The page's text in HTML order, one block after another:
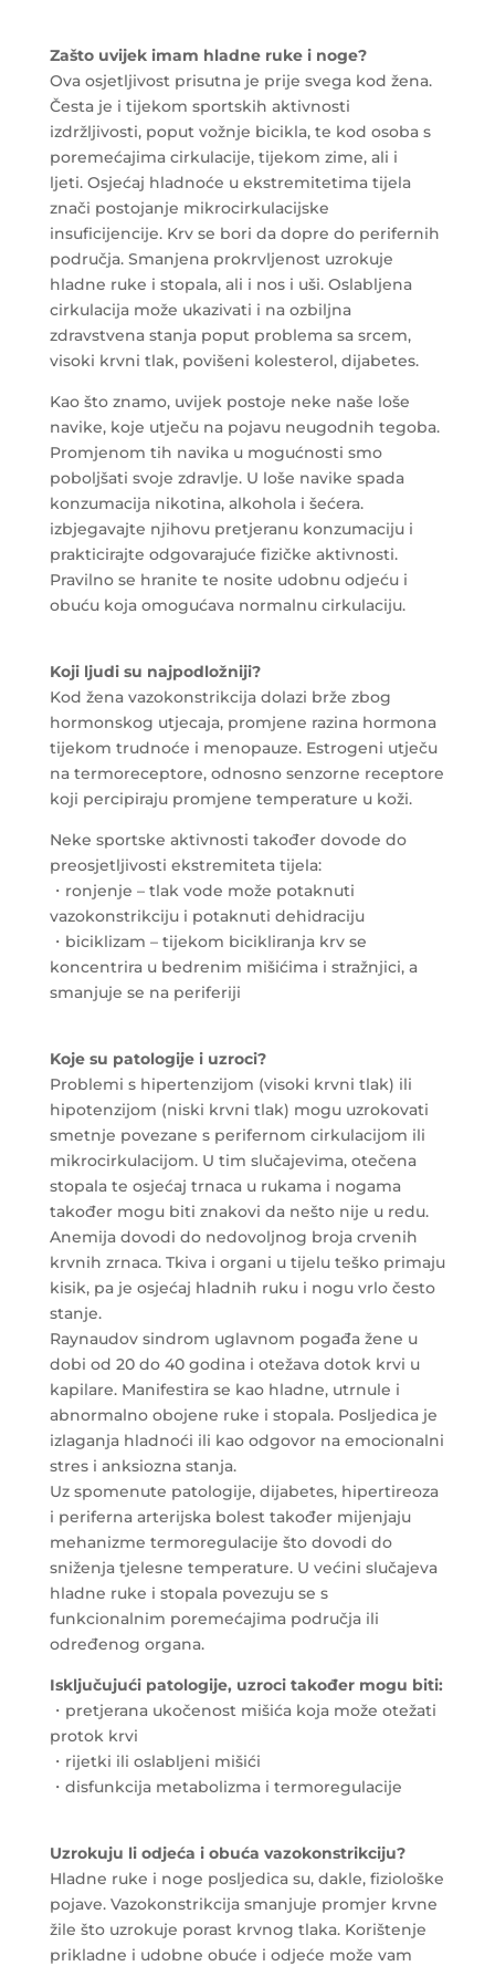
Zašto uvijek imam hladne ruke i noge?
Ova osjetljivost prisutna je prije svega kod žena.
Česta je i tijekom sportskih aktivnosti
izdržljivosti, poput vožnje bicikla, te kod osoba s
poremećajima cirkulacije, tijekom zime, ali i
ljeti. Osjećaj hladnoće u ekstremitetima tijela
znači postojanje mikrocirkulacijske
insuficijencije. Krv se bori da dopre do perifernih
područja. Smanjena prokrvljenost uzrokuje
hladne ruke i stopala, ali i nos i uši. Oslabljena
cirkulacija može ukazivati i na ozbiljna
zdravstvena stanja poput problema sa srcem,
visoki krvni tlak, povišeni kolesterol, dijabetes.
Kao što znamo, uvijek postoje neke naše loše
navike, koje utječu na pojavu neugodnih tegoba.
Promjenom tih navika u mogućnosti smo
poboljšati svoje zdravlje. U loše navike spada
konzumacija nikotina, alkohola i šećera.
izbjegavajte njihovu pretjeranu konzumaciju i
prakticirajte odgovarajuće fizičke aktivnosti.
Pravilno se hranite te nosite udobnu odjeću i
obuću koja omogućava normalnu cirkulaciju.
Koji ljudi su najpodložniji?
Kod žena vazokonstrikcija dolazi brže zbog
hormonskog utjecaja, promjene razina hormona
tijekom trudnoće i menopauze. Estrogeni utječu
na termoreceptore, odnosno senzorne receptore
koji percipiraju promjene temperature u koži.
Neke sportske aktivnosti također dovode do
preosjetljivosti ekstremiteta tijela:
・ronjenje – tlak vode može potaknuti
vazokonstrikciju i potaknuti dehidraciju
・biciklizam – tijekom bicikliranja krv se
koncentrira u bedrenim mišićima i stražnjici, a
smanjuje se na periferiji
Koje su patologije i uzroci?
Problemi s hipertenzijom (visoki krvni tlak) ili
hipotenzijom (niski krvni tlak) mogu uzrokovati
smetnje povezane s perifernom cirkulacijom ili
mikrocirkulacijom. U tim slučajevima, otečena
stopala te osjećaj trnaca u rukama i nogama
također mogu biti znakovi da nešto nije u redu.
Anemija dovodi do nedovoljnog broja crvenih
krvnih zrnaca. Tkiva i organi u tijelu teško primaju
kisik, pa je osjećaj hladnih ruku i nogu vrlo često
stanje.
Raynaudov sindrom uglavnom pogađa žene u
dobi od 20 do 40 godina i otežava dotok krvi u
kapilare. Manifestira se kao hladne, utrnule i
abnormalno obojene ruke i stopala. Posljedica je
izlaganja hladnoći ili kao odgovor na emocionalni
stres i anksiozna stanja.
Uz spomenute patologije, dijabetes, hipertireoza
i periferna arterijska bolest također mijenjaju
mehanizme termoregulacije što dovodi do
sniženja tjelesne temperature. U većini slučajeva
hladne ruke i stopala povezuju se s
funkcionalnim poremećajima područja ili
određenog organa.
Isključujući patologije, uzroci također mogu biti:
・pretjerana ukočenost mišića koja može otežati
protok krvi
・rijetki ili oslabljeni mišići
・disfunkcija metabolizma i termoregulacije
Uzrokuju li odjeća i obuća vazokonstrikciju?
Hladne ruke i noge posljedica su, dakle, fiziološke
pojave. Vazokonstrikcija smanjuje promjer krvne
žile što uzrokuje porast krvnog tlaka. Korištenje
prikladne i udobne obuće i odjeće može vam